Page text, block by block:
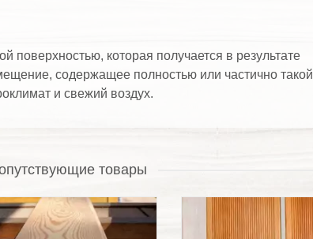
поверхностью, которая получается в результате
содержащее полностью или частично такой
и свежий воздух.
товары